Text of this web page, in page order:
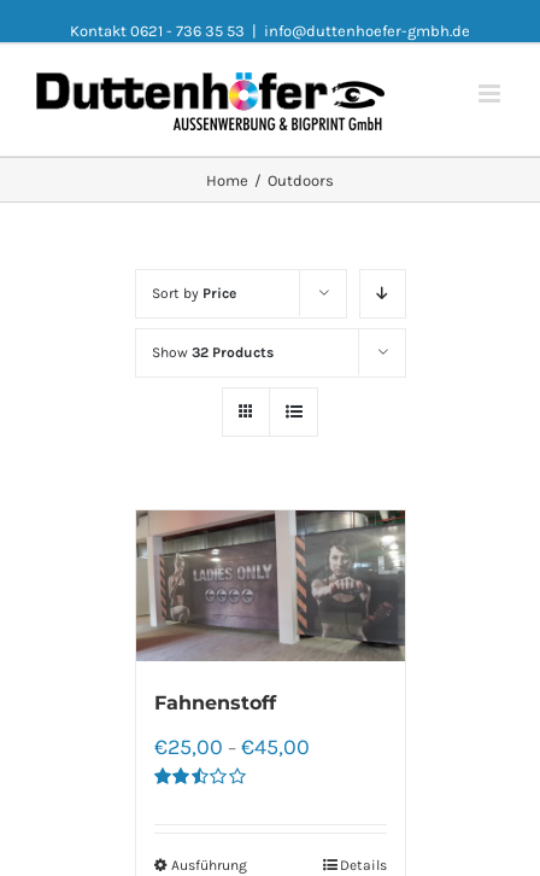
Kontakt 0621 - 736 35 53 | info@duttenhoefer-gmbh.de
Home / Outdoors
Sort by Price
Show 32 Products
Fahnenstoff
von 5
€25,00 – €45,00
Ausführung
Details